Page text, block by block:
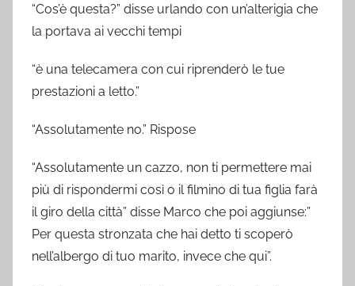
“Cos’è questa?” disse urlando con un’alterigia che
la portava ai vecchi tempi
“è una telecamera con cui riprenderò le tue
prestazioni a letto.”
“Assolutamente no.” Rispose
“Assolutamente un cazzo, non ti permettere mai
più di rispondermi così o il filmino di tua figlia farà
il giro della città” disse Marco che poi aggiunse:”
Per questa stronzata che hai detto ti scoperò
nell’albergo di tuo marito, invece che qui”.